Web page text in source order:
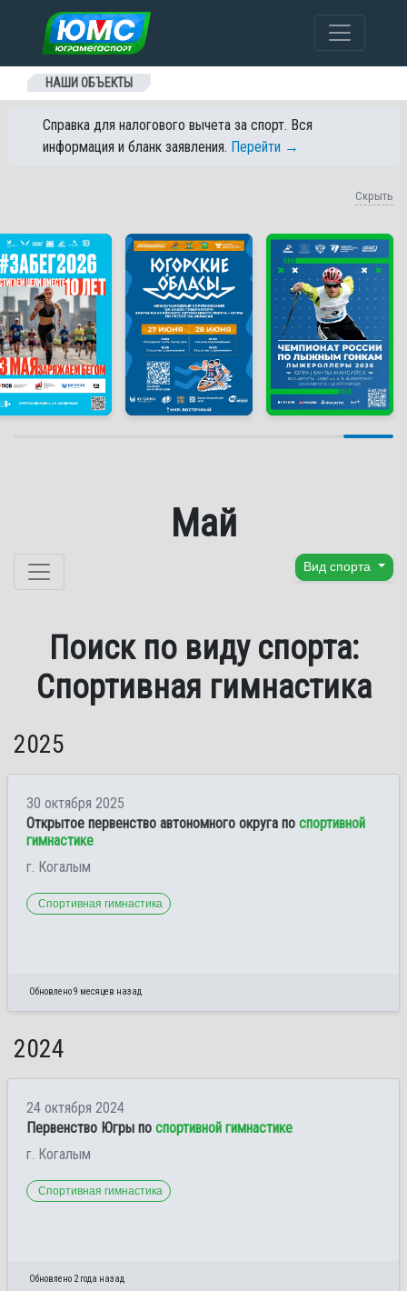
Перейти к содержанию
НАШИ ОБЪЕКТЫ
Справка для налогового вычета за спорт. Вся
информация и бланк заявления. Перейти →
Скрыть
Май
Перейти к содержанию Вид спорта
Поиск по виду спорта:
Спортивная гимнастика
2025
30 октября 2025
Открытое первенство автономного округа по спортивной
гимнастике
г. Когалым
Спортивная гимнастика
Обновлено 9 месяцев назад
2024
24 октября 2024
Первенство Югры по спортивной гимнастике
г. Когалым
Спортивная гимнастика
Обновлено 2 года назад